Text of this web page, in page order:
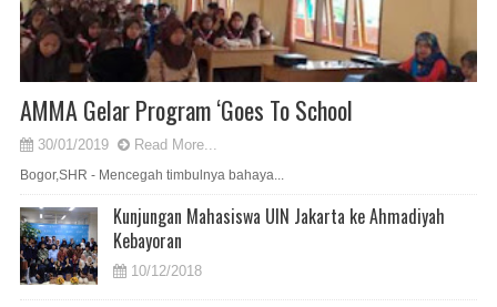
AMMA Gelar Program ‘Goes To School
30/01/2019 Read More...
Bogor,SHR - Mencegah timbulnya bahaya...
Kunjungan Mahasiswa UIN Jakarta ke Ahmadiyah
Kebayoran
10/12/2018